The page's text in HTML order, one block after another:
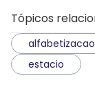
Tópicos
alfabetizacao
estacio